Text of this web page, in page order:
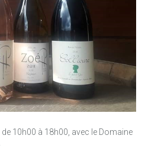
10h00 à 18h00, avec le Domaine